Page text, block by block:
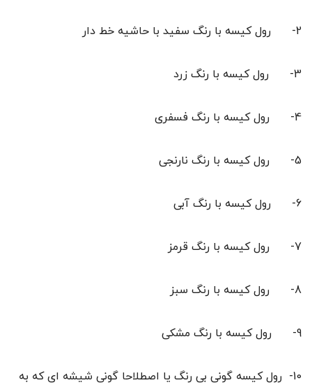
2- رول کیسه با رنگ سفید با حاشیه خط دار
3- رول کیسه با رنگ زرد
4- رول کیسه با رنگ فسفری
5- رول کیسه با رنگ نارنجی
6- رول کیسه با رنگ آبی
7- رول کیسه با رنگ قرمز
8- رول کیسه با رنگ سبز
9- رول کیسه با رنگ مشکی
10- رول کیسه گونی بی رنگ یا اصطلاحا گونی شیشه ای که به